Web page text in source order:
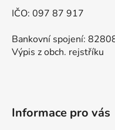
IČO: 097 87 917
Bankovní spojení:
Výpis z obch. rejstříku
Informace pro vás